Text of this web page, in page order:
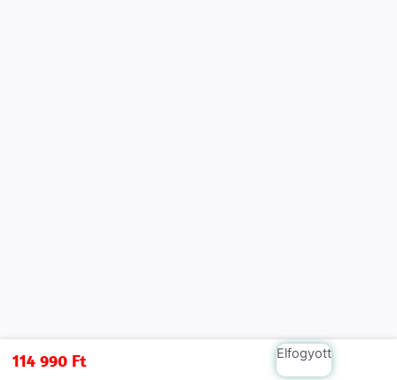
114 990 Ft Elfogyott